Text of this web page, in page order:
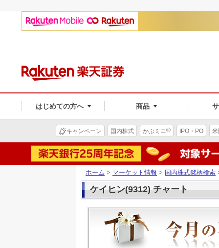
はじめての方へ 商品
キャンペーン 国内株式 かぶミニ® IPO・PO
ホーム > マーケット情報 > 国内株式銘柄検索
ケイヒン(9312) チャート